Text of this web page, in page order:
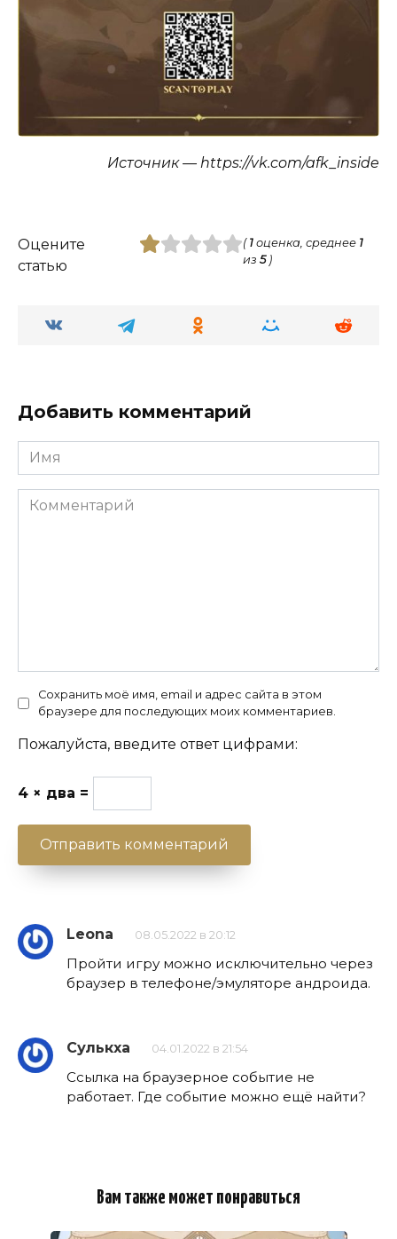
Источник — https://vk.com/afk_inside
Оцените
статью
( 1 оценка, среднее 1
из5)
Добавить комментарий
Имя
Комментарий
Сохранить моё имя, email и адрес сайта в этом
браузере для последующих моих комментариев.
Пожалуйста, введите ответ цифрами:
4 × два =
Leona 08.05.2022 в 20:12
Пройти игру можно исключительно через
браузер в телефоне/эмуляторе андроида.
Сулькха 04.01.2022 в 21:54
Ссылка на браузерное событие не
работает. Где событие можно ещё найти?
Вам также может понравиться